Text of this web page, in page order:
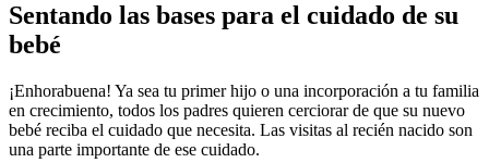
Sentando las bases para el cuidado de su
bebé
¡Enhorabuena! Ya sea tu primer hijo o una incorporación a tu familia
en crecimiento, todos los padres quieren cerciorar de que su nuevo
bebé reciba el cuidado que necesita. Las visitas al recién nacido son
una parte importante de ese cuidado.